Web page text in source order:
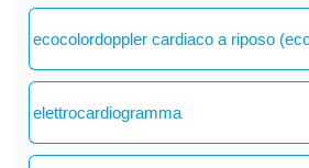
ecocolordoppler cardiaco a riposo
elettrocardiogramma